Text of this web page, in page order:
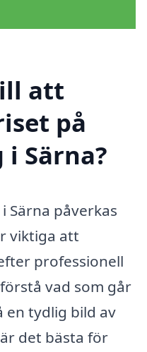
att
på
Särna?
Särna påverkas
viktiga att
professionell
vad som går
en tydlig bild av
det bästa för